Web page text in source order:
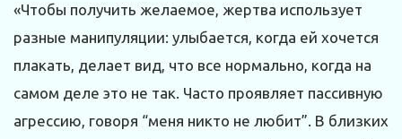
«Чтобы получить желаемое, жертва использует
разные манипуляции: улыбается, когда ей хочется
плакать, делает вид, что все нормально, когда на
самом деле это не так. Часто проявляет пассивную
агрессию, говоря “меня никто не любит”. В близких